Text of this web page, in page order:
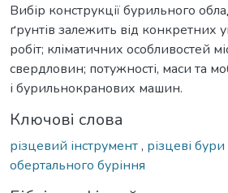
Вибір конструкції бурильного
ґрунтів залежить від конкретних
робіт; кліматичних особливостей
свердловин; потужності, маси та
і бурильнокранових машин.
Ключові слова
різцевий інструмент, різцеві бури
обертального буріння